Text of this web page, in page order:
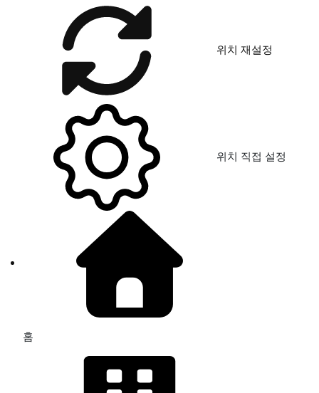
위치 재설정
위치 직접 설정
홈